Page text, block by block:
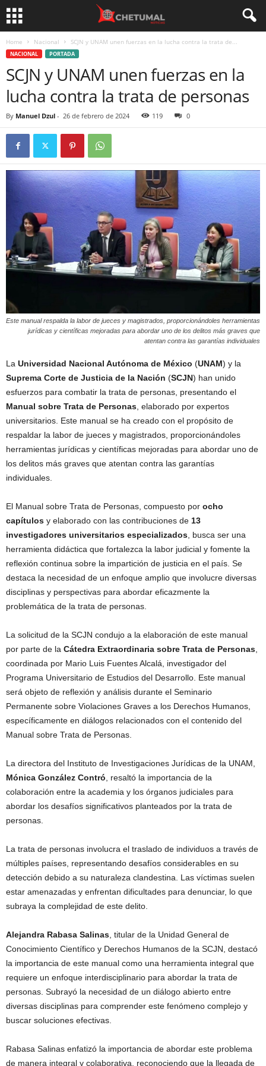
Home Nacional SCJN y UNAM unen fuerzas en la lucha contra la trata de...
NACIONAL PORTADA
SCJN y UNAM unen fuerzas en la
lucha contra la trata de personas
By Manuel Dzul - 26 de febrero de 2024 119 0
Este manual respalda la labor de jueces y magistrados, proporcionándoles herramientas
jurídicas y científicas mejoradas para abordar uno de los delitos más graves que
atentan contra las garantías individuales
La Universidad Nacional Autónoma de México (UNAM) y la
Suprema Corte de Justicia de la Nación (SCJN) han unido
esfuerzos para combatir la trata de personas, presentando el
Manual sobre Trata de Personas , elaborado por expertos
universitarios. Este manual se ha creado con el propósito de
respaldar la labor de jueces y magistrados, proporcionándoles
herramientas jurídicas y científicas mejoradas para abordar uno de
los delitos más graves que atentan contra las garantías
individuales.
El Manual sobre Trata de Personas, compuesto por ocho
capítulos y elaborado con las contribuciones de 13
investigadores universitarios especializados , busca ser una
herramienta didáctica que fortalezca la labor judicial y fomente la
reflexión continua sobre la impartición de justicia en el país. Se
destaca la necesidad de un enfoque amplio que involucre diversas
disciplinas y perspectivas para abordar eficazmente la
problemática de la trata de personas.
La solicitud de la SCJN condujo a la elaboración de este manual
por parte de la Cátedra Extraordinaria sobre Trata de Personas
coordinada por Mario Luis Fuentes Alcalá, investigador del
Programa Universitario de Estudios del Desarrollo. Este manual
será objeto de reflexión y análisis durante el Seminario
Permanente sobre Violaciones Graves a los Derechos Humanos,
específicamente en diálogos relacionados con el contenido del
Manual sobre Trata de Personas.
La directora del Instituto de Investigaciones Jurídicas de la UNAM,
Mónica González Contró , resaltó la importancia de la
colaboración entre la academia y los órganos judiciales para
abordar los desafíos significativos planteados por la trata de
personas.
La trata de personas involucra el traslado de individuos a través de
múltiples países, representando desafíos considerables en su
detección debido a su naturaleza clandestina. Las víctimas suelen
estar amenazadas y enfrentan dificultades para denunciar, lo que
subraya la complejidad de este delito.
Alejandra Rabasa Salinas , titular de la Unidad General de
Conocimiento Científico y Derechos Humanos de la SCJN, destacó
la importancia de este manual como una herramienta integral que
requiere un enfoque interdisciplinario para abordar la trata de
personas. Subrayó la necesidad de un diálogo abierto entre
diversas disciplinas para comprender este fenómeno complejo y
buscar soluciones efectivas.
Rabasa Salinas enfatizó la importancia de abordar este problema
de manera integral y colaborativa, reconociendo que la llegada de